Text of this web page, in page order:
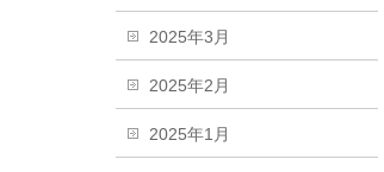
2025年3月
2025年2月
2025年1月